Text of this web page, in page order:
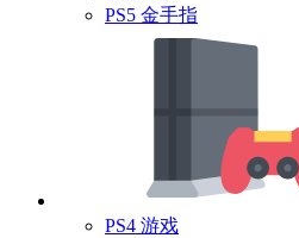
PS5 金手指
PS4 游戏